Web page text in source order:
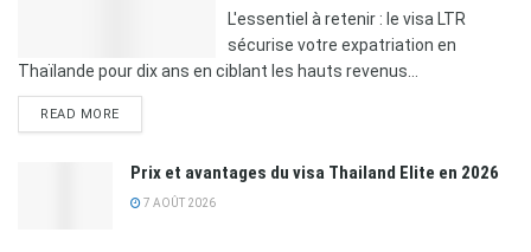
L'essentiel à retenir : le visa LTR
sécurise votre expatriation en
Thaïlande pour dix ans en ciblant les hauts revenus...
READ MORE
Prix et avantages du visa Thailand Elite en 2026
7 AOÛT 2026